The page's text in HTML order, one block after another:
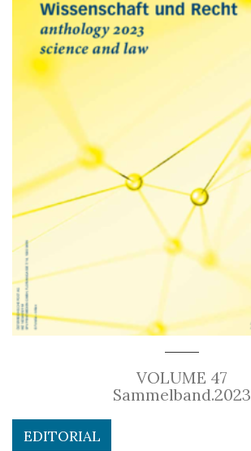
VOLUME 47
Sammelband.2023
EDITORIAL